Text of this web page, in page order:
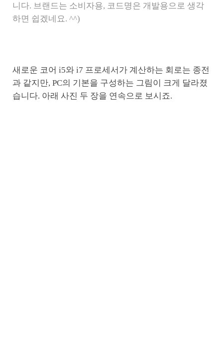
니다. 브랜드는 소비자용, 코드명은 개발용으로 생각
하면 쉽겠네요. ^^)
새로운 코어 i5와 i7 프로세서가 계산하는 회로는 종전
과 같지만, PC의 기본을 구성하는 그림이 크게 달라졌
습니다. 아래 사진 두 장을 연속으로 보시죠.